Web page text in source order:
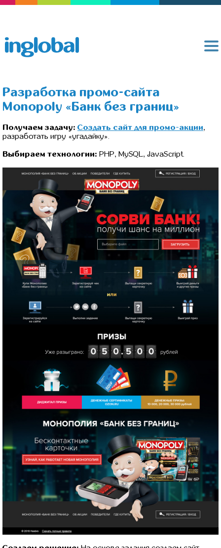
Разработка промо-сайта
Monopoly «Банк без границ»
Получаем задачу: Создать сайт для промо-акции,
разработать игру «угадайку».
Выбираем технологии: PHP, MySQL, JavaScript.